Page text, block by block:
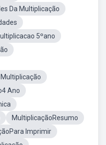
Da Multiplicação
5ºano
Ano
MultiplicaçãoResumo
Imprimir